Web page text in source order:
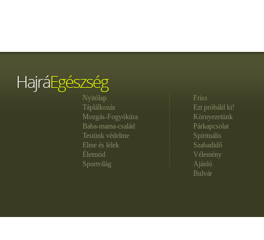
Nyitólap
Táplálkozás
Mozgás-Fogyókúra
Baba-mama-család
Testünk védelme
Elme és lélek
Életmód
Sportvilág
Friss
Ezt próbáld ki!
Környezetünk
Párkapcsolat
Spirituális
Szabadidő
Vélemény
Ajánló
Bulvár